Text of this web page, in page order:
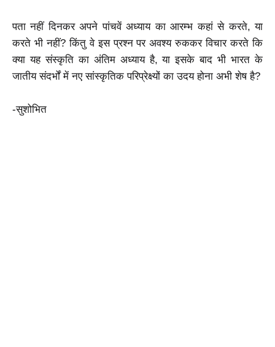
पता नहीं दिनकर अपने पांचवें अध्याय का आरम्भ कहां से करते, या
करते भी नहीं? किंतु वे इस प्रश्न पर अवश्य रुककर विचार करते कि
क्या यह संस्कृति का अंतिम अध्याय है, या इसके बाद भी भारत के
जातीय संदर्भों में नए सांस्कृतिक परिप्रेक्ष्यों का उदय होना अभी शेष है?
-सुशोभित